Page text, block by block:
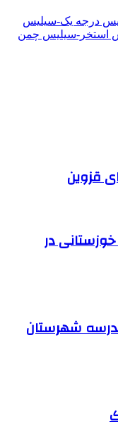
درجه یک-سیلیس
استخر-سیلیس چمن
قزوین
در
و پرورش دیّر: ۲۰ مدرسه شهرستان